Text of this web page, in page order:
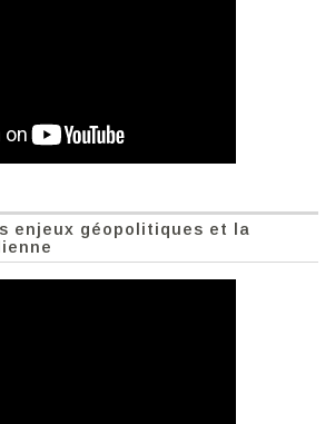
enjeux géopolitiques et la